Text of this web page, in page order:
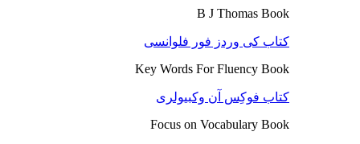
B J Thomas Book
کتاب کی وردز فور فلوانسی
Key Words For Fluency Book
کتاب فوکِس آن وکبیولری
Focus on Vocabulary Book